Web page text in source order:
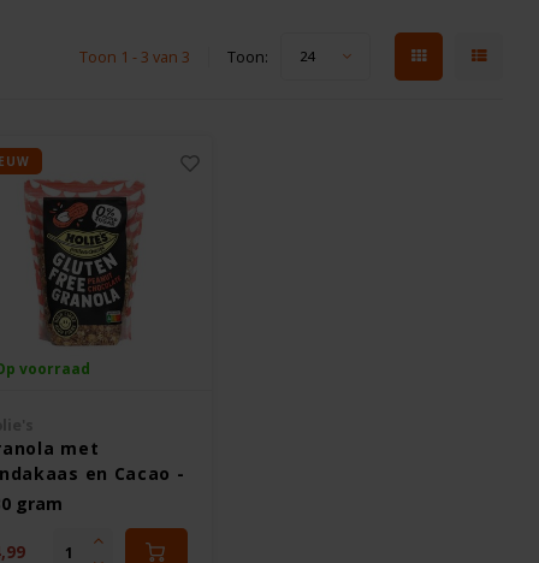
Toon 1 - 3 van 3 Toon: 24
voorraad
met
en Cacao -
gram